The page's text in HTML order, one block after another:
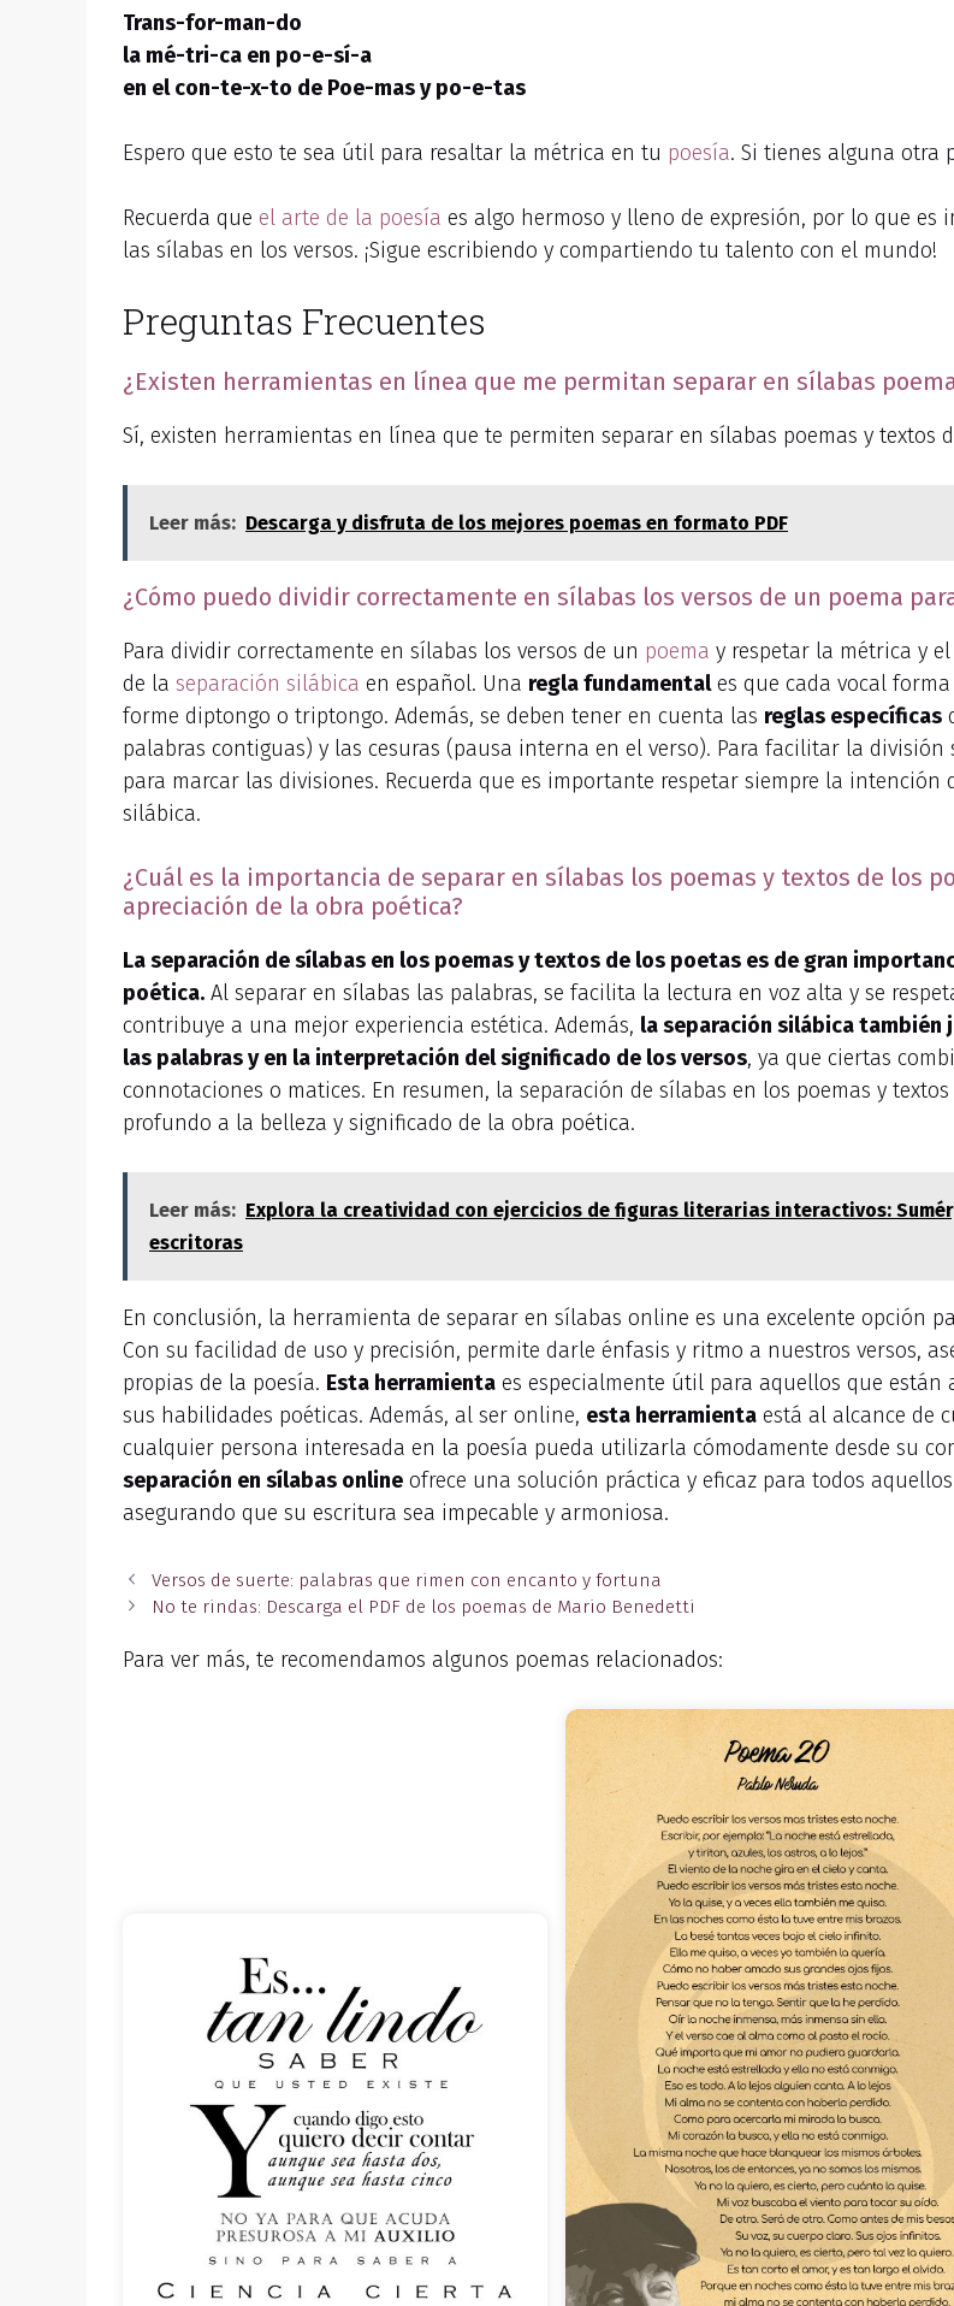
Trans-for-man-do
la mé-tri-ca en po-e-sí-a
en el con-te-x-to de Poe-mas y po-e-tas
Espero que esto te sea útil para resaltar la métrica en tu poesía. Si tienes alguna otra
Recuerda que el arte de la poesía es algo hermoso y lleno de expresión, por lo que
las sílabas en los versos. ¡Sigue escribiendo y compartiendo tu talento con el mundo!
Preguntas Frecuentes
¿Existen herramientas en línea que me permitan separar en sílabas
Sí, existen herramientas en línea que te permiten separar en sílabas poemas y textos
Leer más: Descarga y disfruta de los mejores poemas en formato PDF
¿Cómo puedo dividir correctamente en sílabas los versos de un poema
Para dividir correctamente en sílabas los versos de un poema y respetar la métrica y
de la separación silábica en español. Una regla fundamentales que cada vocal
forme diptongo o triptongo. Además, se deben tener en cuenta las reglas específicas
palabras contiguas) y las cesuras (pausa interna en el verso). Para facilitar la
para marcar las divisiones. Recuerda que es importante respetar siempre la
silábica.
¿Cuál es la importancia de separar en sílabas los poemas y textos de los
apreciación de la obra poética?
La separación de sílabas en los poemas y textos de los poetas es de gran
poética. Al separar en sílabas las palabras, se facilita la lectura en voz alta y se
contribuye a una mejor experiencia estética. Además, la separación silábica también
las palabras y en la interpretación del significado de los versos, ya que ciertas
connotaciones o matices. En resumen, la separación de sílabas en los poemas y
profundo a la belleza y significado de la obra poética.
Leer más: Explora la creatividad con ejercicios de figuras literarias interactivos:
escritoras
En conclusión, la herramienta de separar en sílabas online es una excelente opción
Con su facilidad de uso y precisión, permite darle énfasis y ritmo a nuestros versos,
propias de la poesía. Esta herramienta es especialmente útil para aquellos que
sus habilidades poéticas. Además, al ser online, esta herramienta está al alcance de
cualquier persona interesada en la poesía pueda utilizarla cómodamente desde su
separación en sílabas online ofrece una solución práctica y eficaz para todos
asegurando que su escritura sea impecable y armoniosa.
Versos de suerte: palabras que rimen con encanto y fortuna
No te rindas: Descarga el PDF de los poemas de Mario Benedetti
Para ver más, te recomendamos algunos poemas relacionados: